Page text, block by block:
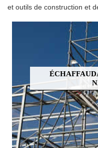
et outils de construction et